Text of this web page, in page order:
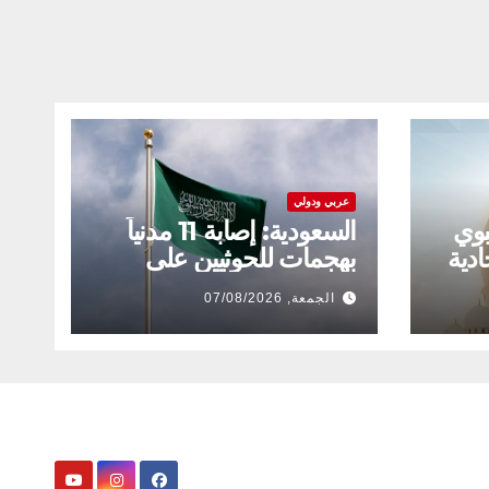
عربي ودولي
السعودية: إصابة 11 مدنياً
بهجمات للحوثيين على
نجرانالجمعة, 07/08/2026